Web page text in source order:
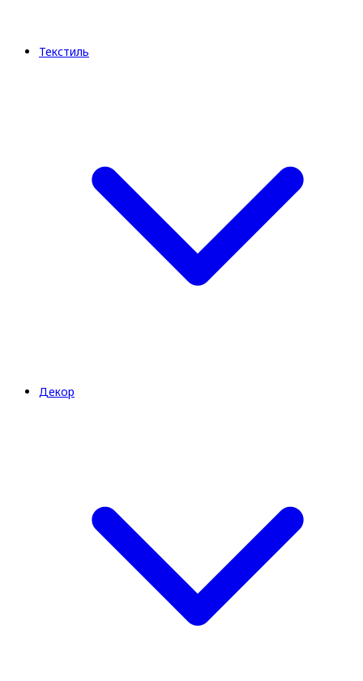
Текстиль
Декор